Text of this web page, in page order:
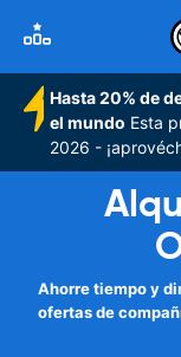
Hasta 20% de
el mundo Esta
2026 -
Ahorre tiempo y
ofertas de